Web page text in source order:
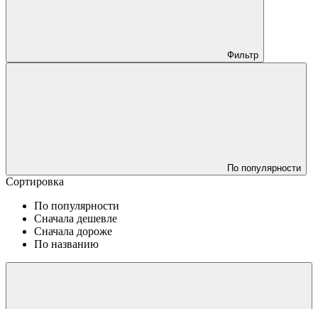
Фильтр
По популярности
Сортировка
По популярности
Сначала дешевле
Сначала дороже
По названию